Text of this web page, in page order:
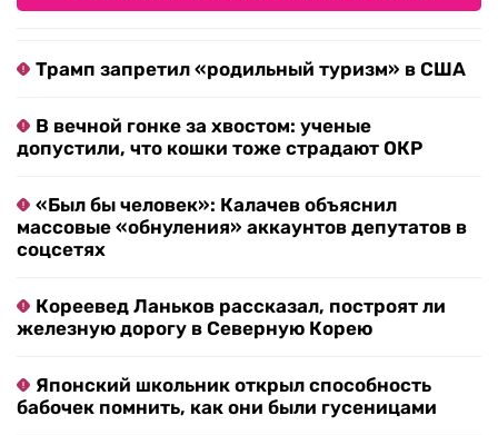
Трамп запретил «родильный туризм» в США
В вечной гонке за хвостом: ученые
допустили, что кошки тоже страдают ОКР
«Был бы человек»: Калачев объяснил
массовые «обнуления» аккаунтов депутатов в
соцсетях
Кореевед Ланьков рассказал, построят ли
железную дорогу в Северную Корею
Японский школьник открыл способность
бабочек помнить, как они были гусеницами